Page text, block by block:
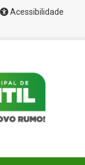
Acessibilidade